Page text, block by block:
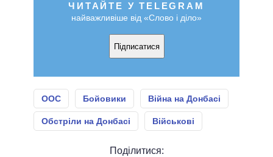
ЧИТАЙТЕ У TELEGRAM
найважливіше від «Слово і діло»
Підписатися
ООС Бойовики Війна на Донбасі
Обстріли на Донбасі Військові
Поділитися: